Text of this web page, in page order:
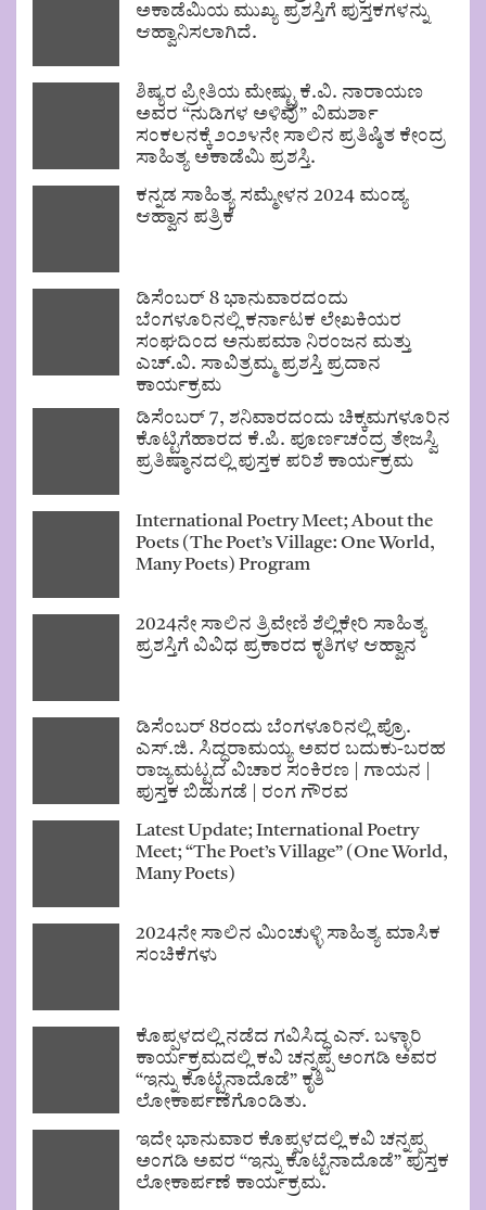
ಅಕಾಡೆಮಿಯ ಮುಖ್ಯ ಪ್ರಶಸ್ತಿಗೆ ಪುಸ್ತಕಗಳನ್ನು
ಆಹ್ವಾನಿಸಲಾಗಿದೆ.
ಶಿಷ್ಯರ ಪ್ರೀತಿಯ ಮೇಷ್ಟ್ರು ಕೆ.ವಿ. ನಾರಾಯಣ
ಅವರ “ನುಡಿಗಳ ಅಳಿವು” ವಿಮರ್ಶಾ
ಸಂಕಲನಕ್ಕೆ ೨೦೨೪ನೇ ಸಾಲಿನ ಪ್ರತಿಷ್ಠಿತ ಕೇಂದ್ರ
ಸಾಹಿತ್ಯ ಅಕಾಡೆಮಿ ಪ್ರಶಸ್ತಿ.
ಕನ್ನಡ ಸಾಹಿತ್ಯ ಸಮ್ಮೇಳನ 2024 ಮಂಡ್ಯ
ಆಹ್ವಾನ ಪತ್ರಿಕೆ
ಡಿಸೆಂಬರ್ 8 ಭಾನುವಾರದಂದು
ಬೆಂಗಳೂರಿನಲ್ಲಿ ಕರ್ನಾಟಕ ಲೇಖಕಿಯರ
ಸಂಘದಿಂದ ಅನುಪಮಾ ನಿರಂಜನ ಮತ್ತು
ಎಚ್.ವಿ. ಸಾವಿತ್ರಮ್ಮ ಪ್ರಶಸ್ತಿ ಪ್ರದಾನ
ಕಾರ್ಯಕ್ರಮ
ಡಿಸೆಂಬರ್ 7, ಶನಿವಾರದಂದು ಚಿಕ್ಕಮಗಳೂರಿನ
ಕೊಟ್ಟಿಗೆಹಾರದ ಕೆ.ಪಿ. ಪೂರ್ಣಚಂದ್ರ ತೇಜಸ್ವಿ
ಪ್ರತಿಷ್ಠಾನದಲ್ಲಿ ಪುಸ್ತಕ ಪರಿಶೆ ಕಾರ್ಯಕ್ರಮ
International Poetry Meet; About the
Poets (The Poet’s Village: One World,
Many Poets) Program
2024ನೇ ಸಾಲಿನ ತ್ರಿವೇಣಿ ಶೆಲ್ಲಿಕೇರಿ ಸಾಹಿತ್ಯ
ಪ್ರಶಸ್ತಿಗೆ ವಿವಿಧ ಪ್ರಕಾರದ ಕೃತಿಗಳ ಆಹ್ವಾನ
ಡಿಸೆಂಬರ್ 8ರಂದು ಬೆಂಗಳೂರಿನಲ್ಲಿ ಪ್ರೊ.
ಎಸ್.ಜಿ. ಸಿದ್ಧರಾಮಯ್ಯ ಅವರ ಬದುಕು-ಬರಹ
ರಾಜ್ಯಮಟ್ಟದ ವಿಚಾರ ಸಂಕಿರಣ | ಗಾಯನ |
ಪುಸ್ತಕ ಬಿಡುಗಡೆ | ರಂಗ ಗೌರವ
Latest Update; International Poetry
Meet; “The Poet’s Village” (One World,
Many Poets)
2024ನೇ ಸಾಲಿನ ಮಿಂಚುಳ್ಳಿ ಸಾಹಿತ್ಯ ಮಾಸಿಕ
ಸಂಚಿಕೆಗಳು
ಕೊಪ್ಪಳದಲ್ಲಿ ನಡೆದ ಗವಿಸಿದ್ಧ ಎನ್. ಬಳ್ಳಾರಿ
ಕಾರ್ಯಕ್ರಮದಲ್ಲಿ ಕವಿ ಚನ್ನಪ್ಪ ಅಂಗಡಿ ಅವರ
“ಇನ್ನು ಕೊಟ್ಟೆನಾದೊಡೆ” ಕೃತಿ
ಲೋಕಾರ್ಪಣೆಗೊಂಡಿತು.
ಇದೇ ಭಾನುವಾರ ಕೊಪ್ಪಳದಲ್ಲಿ ಕವಿ ಚನ್ನಪ್ಪ
ಅಂಗಡಿ ಅವರ “ಇನ್ನು ಕೊಟ್ಟೆನಾದೊಡೆ” ಪುಸ್ತಕ
ಲೋಕಾರ್ಪಣೆ ಕಾರ್ಯಕ್ರಮ.